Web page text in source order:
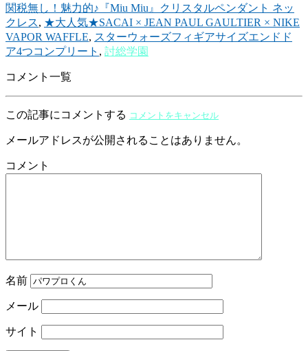
関税無し！魅力的♪『Miu Miu』クリスタルペンダント ネッ
クレス, ★大人気★SACAI × JEAN PAUL GAULTIER × NIKE
VAPOR WAFFLE, スターウォーズフィギアサイズエンドド
ア4つコンプリート , 討総学園
コメント一覧
この記事にコメントする コメントをキャンセル
メールアドレスが公開されることはありません。
コメント
名前
メール
サイト